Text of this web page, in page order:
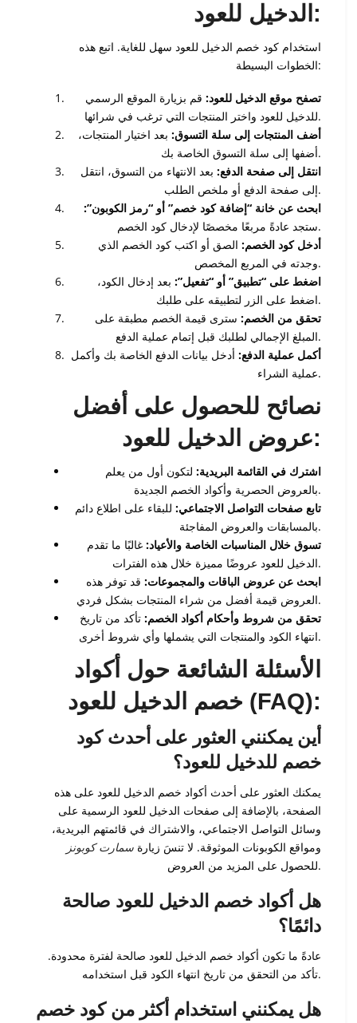
الدخيل للعود:
استخدام كود خصم الدخيل للعود سهل للغاية. اتبع هذه
الخطوات البسيطة:
تصفح موقع الدخيل للعود: قم بزيارة الموقع الرسمي
للدخيل للعود واختر المنتجات التي ترغب في شرائها.
أضف المنتجات إلى سلة التسوق: بعد اختيار المنتجات،
أضفها إلى سلة التسوق الخاصة بك.
انتقل إلى صفحة الدفع: بعد الانتهاء من التسوق، انتقل
إلى صفحة الدفع أو ملخص الطلب.
ابحث عن خانة “إضافة كود خصم” أو “رمز الكوبون”:
ستجد عادةً مربعًا مخصصًا لإدخال كود الخصم.
أدخل كود الخصم: الصق أو اكتب كود الخصم الذي
وجدته في المربع المخصص.
اضغط على “تطبيق” أو “تفعيل”: بعد إدخال الكود،
اضغط على الزر لتطبيقه على طلبك.
تحقق من الخصم: سترى قيمة الخصم مطبقة على
المبلغ الإجمالي لطلبك قبل إتمام عملية الدفع.
أكمل عملية الدفع: أدخل بيانات الدفع الخاصة بك وأكمل
عملية الشراء.
نصائح للحصول على أفضل
عروض الدخيل للعود:
اشترك في القائمة البريدية: لتكون أول من يعلم
بالعروض الحصرية وأكواد الخصم الجديدة.
تابع صفحات التواصل الاجتماعي: للبقاء على اطلاع دائم
بالمسابقات والعروض المفاجئة.
تسوق خلال المناسبات الخاصة والأعياد: غالبًا ما تقدم
الدخيل للعود عروضًا مميزة خلال هذه الفترات.
ابحث عن عروض الباقات والمجموعات: قد توفر هذه
العروض قيمة أفضل من شراء المنتجات بشكل فردي.
تحقق من شروط وأحكام أكواد الخصم: تأكد من تاريخ
انتهاء الكود والمنتجات التي يشملها وأي شروط أخرى.
الأسئلة الشائعة حول أكواد
خصم الدخيل للعود (FAQ):
أين يمكنني العثور على أحدث كود
خصم للدخيل للعود؟
يمكنك العثور على أحدث أكواد خصم الدخيل للعود على هذه
الصفحة، بالإضافة إلى صفحات الدخيل للعود الرسمية على
وسائل التواصل الاجتماعي، والاشتراك في قائمتهم البريدية،
ومواقع الكوبونات الموثوقة. لا تنسَ زيارة سمارت كوبونز
للحصول على المزيد من العروض.
هل أكواد خصم الدخيل للعود صالحة
دائمًا؟
عادةً ما تكون أكواد خصم الدخيل للعود صالحة لفترة محدودة.
تأكد من التحقق من تاريخ انتهاء الكود قبل استخدامه.
هل يمكنني استخدام أكثر من كود خصم